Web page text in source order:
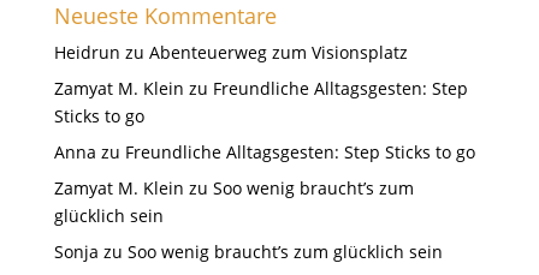
Neueste Kommentare
Heidrun zu Abenteuerweg zum Visionsplatz
Zamyat M. Klein zu Freundliche Alltagsgesten: Step
Sticks to go
Anna zu Freundliche Alltagsgesten: Step Sticks to go
Zamyat M. Klein zu Soo wenig braucht’s zum
glücklich sein
Sonja zu Soo wenig braucht’s zum glücklich sein